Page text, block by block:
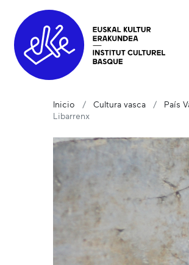
Inicio Cultura vasca País
Libarrenx